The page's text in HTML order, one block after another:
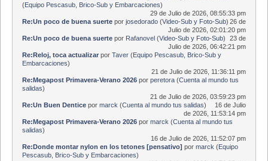
(Equipo Pescasub, Brico-Sub y Embarcaciones)
29 de Julio de 2026, 08:55:33 pm
Re:Un poco de buena suertepor josedorado(Video-Sub y Foto-Sub) 26 de
Julio de 2026, 02:01:20 pm
Re:Un poco de buena suertepor Rafanovel (Video-Sub y Foto-Sub)
23 de
Julio de 2026, 06:42:21 pm
Re:Reloj, toca actualizarpor Taver(Equipo Pescasub, Brico-Sub y
Embarcaciones)
21 de Julio de 2026, 11:36:11 pm
Re:Megapost Primavera-Verano 2026por peretora(Cuenta al mundo tus
salidas)
21 de Julio de 2026, 03:59:23 pm
Re:Un Buen Denticepor marck (Cuenta al mundo tus salidas)
16 de Julio
de 2026, 11:53:14 pm
Re:Megapost Primavera-Verano 2026por marck (Cuenta al mundo tus
salidas)
16 de Julio de 2026, 11:52:07 pm
Re:Donde montar nylon en los tetones [pensativo] por marck (Equipo
Pescasub, Brico-Sub y Embarcaciones)